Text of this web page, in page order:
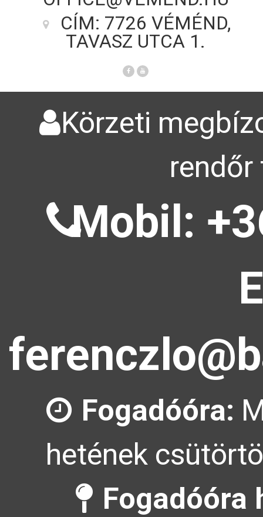
CÍM: 7726 VÉMÉND,
TAVASZ UTCA 1.
Körzeti
Mobil:
Fogadóóra:
hetének
Fogadóóra